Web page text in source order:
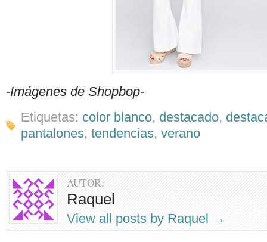
-Imágenes de Shopbop-
Etiquetas: color blanco, destacado,
pantalones, tendencias, verano
AUTOR:
Raquel
View all posts by Raquel →